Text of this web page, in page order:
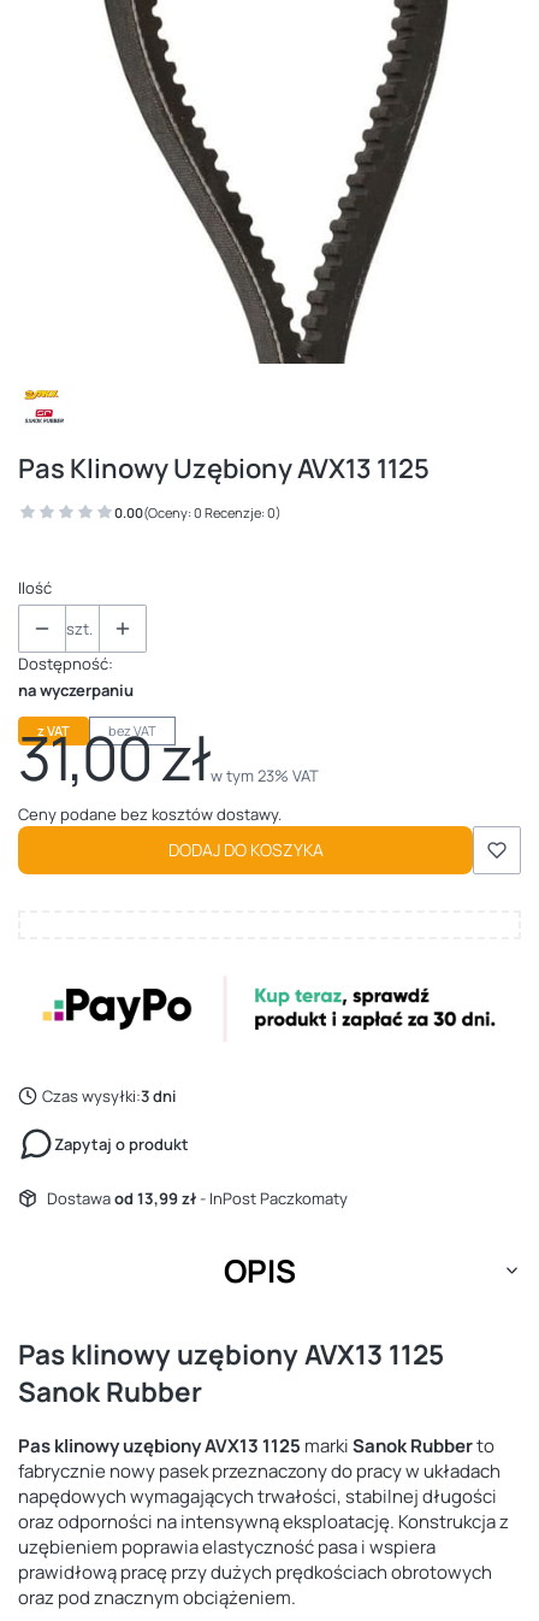
Pas Klinowy Uzębiony AVX13 1125
0.00(Oceny: 0 Recenzje: 0)
Ilość
szt.
Dostępność:
na wyczerpaniu
z VAT bez VAT
Cena
31,00 złw tym 23% VAT
w tym23% VAT
Ceny podane bez kosztów dostawy.
DODAJ DO KOSZYKA
Czas wysyłki:3 dni
Zapytaj o produkt
Dostawaod 13,99 zł- InPost Paczkomaty
OPIS
Pas klinowy uzębiony AVX13 1125
Sanok Rubber
Pas klinowy uzębiony AVX13 1125 markiSanok Rubberto
fabrycznie nowy pasek przeznaczony do pracy w układach
napędowych wymagających trwałości, stabilnej długości
oraz odporności na intensywną eksploatację. Konstrukcja z
uzębieniem poprawia elastyczność pasa i wspiera
prawidłową pracę przy dużych prędkościach obrotowych
oraz pod znacznym obciążeniem.